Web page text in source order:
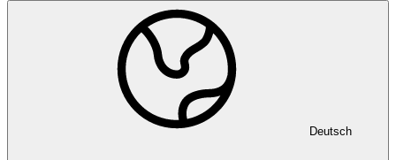
Deutsch